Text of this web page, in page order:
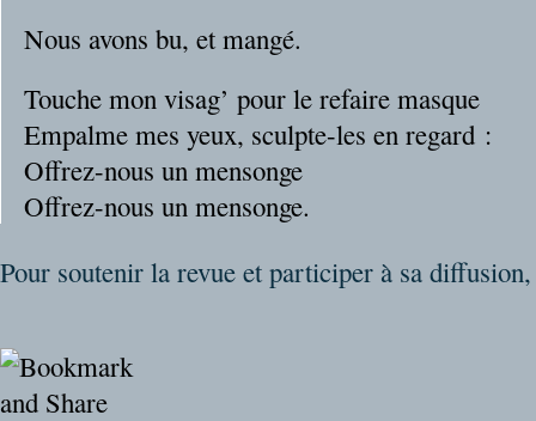
Nous avons bu, et mangé.
Touche mon visag’ pour le refaire masque
Empalme mes yeux, sculpte-les en regard :
Offrez-nous un mensonge
Offrez-nous un mensonge.
Pour soutenir la revue et participer à sa